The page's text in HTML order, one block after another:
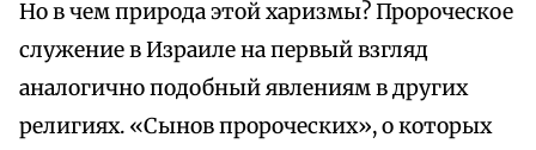
Но в чем природа этой харизмы? Пророческое
служение в Израиле на первый взгляд
аналогично подобный явлениям в других
религиях. «Сынов пророческих», о которых